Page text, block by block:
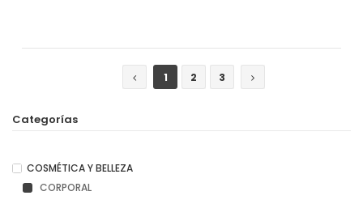
1
2 3
Categorías
COSMÉTICA Y BELLEZA
CORPORAL